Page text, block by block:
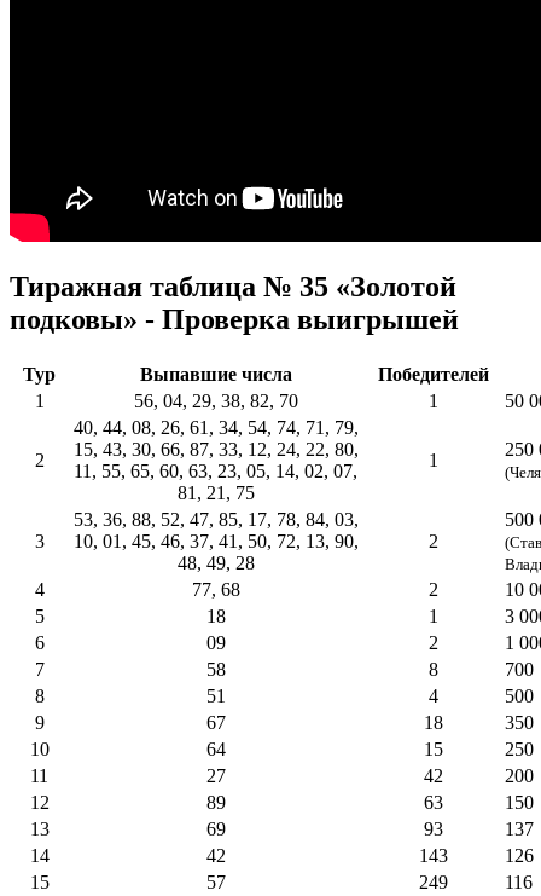
Тиражная таблица № 35 «Золотой
подковы» - Проверка выигрышей
Тур Выпавшие числа
Победителей
1
56, 04, 29, 38, 82, 70 1 50
2
40, 44, 08, 26, 61, 34, 54, 74, 71, 79,
15, 43, 30, 66, 87, 33, 12, 24, 22, 80,
11, 55, 65, 60, 63, 23, 05, 14, 02, 07,
81, 21, 75
1
250
3
53, 36, 88, 52, 47, 85, 17, 78, 84, 03,
10, 01, 45, 46, 37, 41, 50, 72, 13, 90,
48, 49, 28
2
500
4 77, 68 2
10
5
18 1
3
6
09 2
1
7
58 8
700
8
51 4
500
9
67 18
350
10
64 15
250
11
27 42
200
12
89 63
150
13
69 93
137
14
42 143
126
15
57 249
116